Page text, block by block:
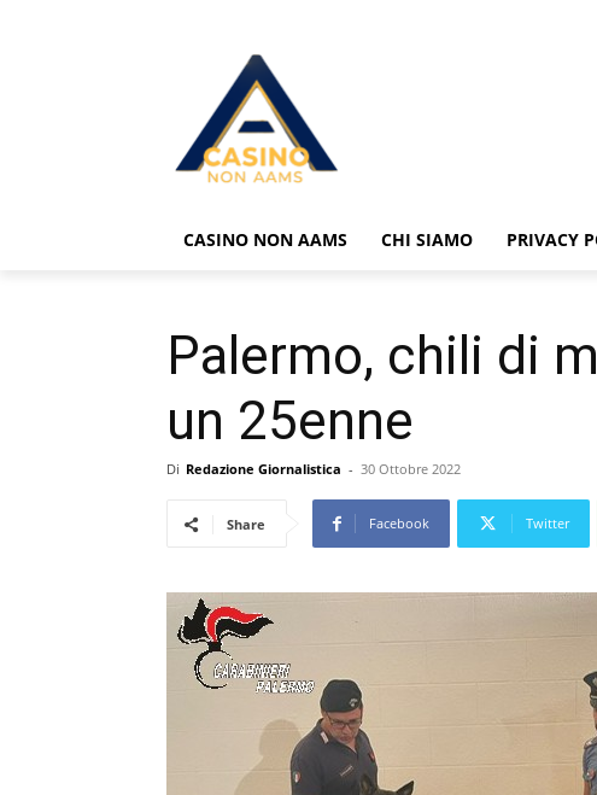
CASINO NON AAMS CHI SIAMO PRIVACY
Palermo, chili di
un 25enne
Di Redazione Giornalistica - 30 Ottobre 2022
Share Facebook Twitter